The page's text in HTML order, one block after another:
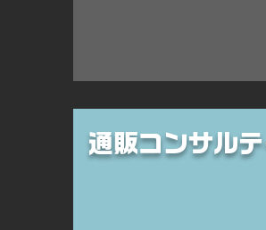
通販コンサル